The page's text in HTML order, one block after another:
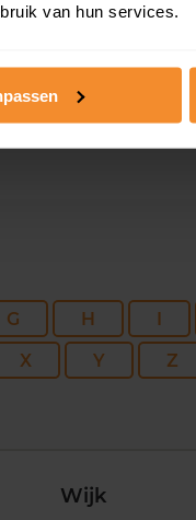
van hun services.
G H I
X Y Z
Wijk